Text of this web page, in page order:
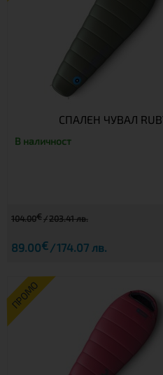
СПАЛЕН ЧУВАЛ
В наличност
104.00€ 203.41 лв.
89.00€ 174.07 лв.
ПРОМО